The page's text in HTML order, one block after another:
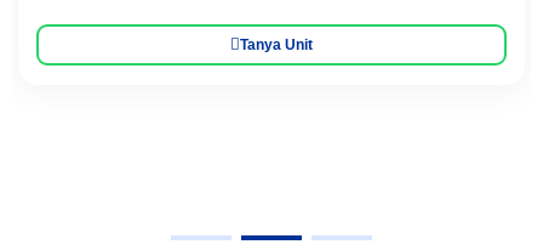
Tanya Unit